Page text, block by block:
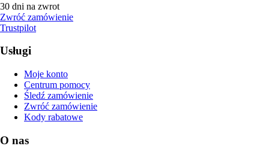
30 dni na zwrot
Zwróć zamówienie
Trustpilot
Usługi
Moje konto
Centrum pomocy
Śledź zamówienie
Zwróć zamówienie
Kody rabatowe
O nas